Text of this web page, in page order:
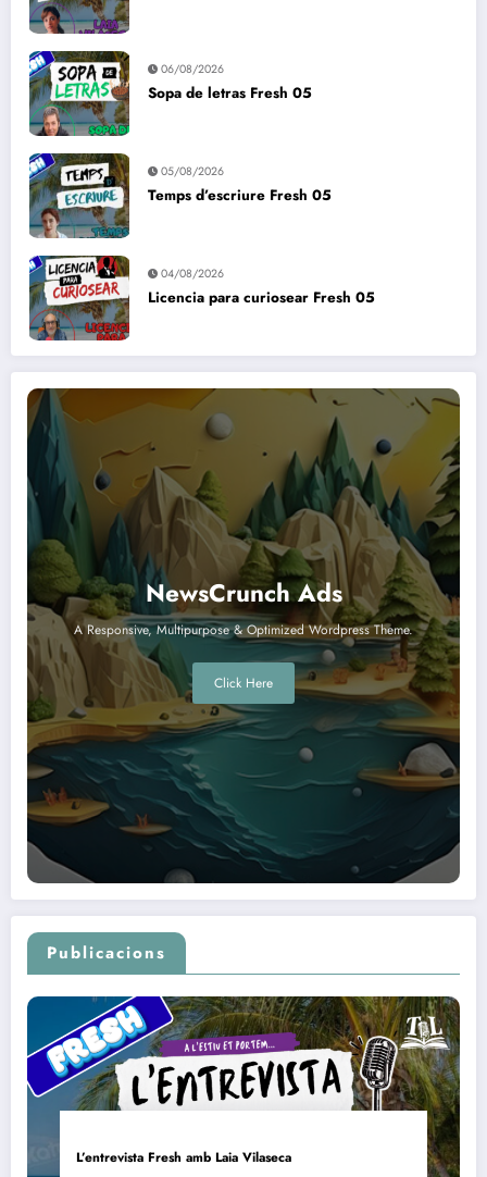
06/08/2026
Sopa de letras Fresh 05
05/08/2026
Temps d’escriure Fresh 05
04/08/2026
Licencia para curiosear Fresh 05
NewsCrunch Ads
A Responsive, Multipurpose & Optimized Wordpress Theme.
Click Here
Publicacions
L’entrevista Fresh amb Laia Vilaseca